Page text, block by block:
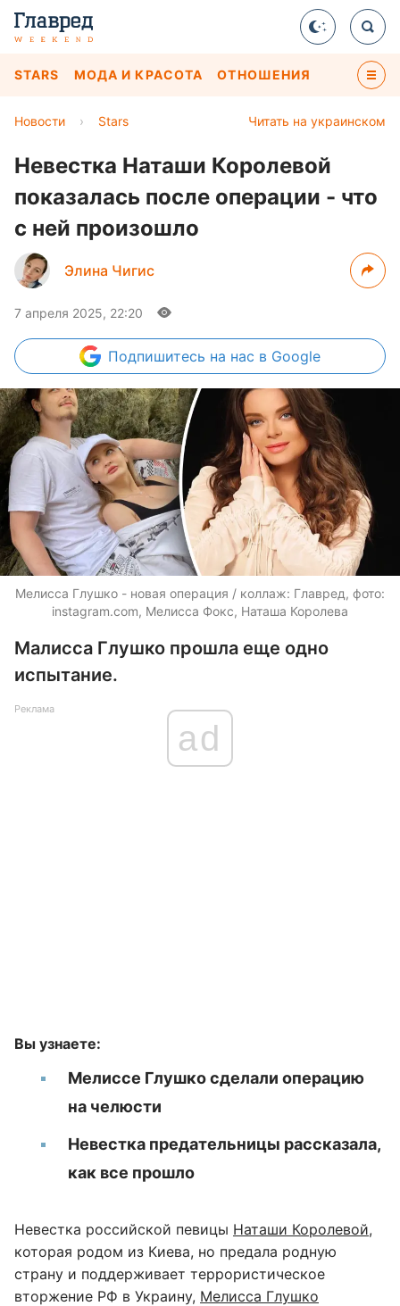
STARS МОДА И КРАСОТА ОТНОШЕНИЯ
Читать на украинском
Новости › Stars
Невестка Наташи Королевой
показалась после операции - что
с ней произошло
Элина Чигис
7 апреля 2025, 22:20
Подпишитесь на нас в Google
Мелисса Глушко - новая операция / коллаж: Главред, фото:
instagram.com, Мелисса Фокс, Наташа Королева
Малисса Глушко прошла еще одно
испытание.
Реклама
ad
Вы узнаете:
Мелиссе Глушко сделали операцию
на челюсти
Невестка предательницы рассказала,
как все прошло
Невестка российской певицы Наташи Королевой,
которая родом из Киева, но предала родную
страну и поддерживает террористическое
вторжение РФ в Украину, Мелисса Глушко